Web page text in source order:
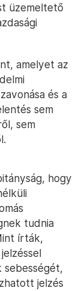
üzemeltető
amelyet az
és a
sem
sem
hogy
tudnia
írták,
jelzés